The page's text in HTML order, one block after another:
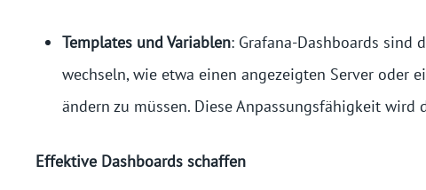
Templates und Variablen: Grafana-Dashboards sind
wechseln, wie etwa einen angezeigten Server oder
ändern zu müssen. Diese Anpassungsfähigkeit wird
Effektive Dashboards schaffen